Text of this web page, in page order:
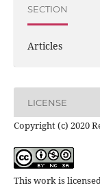
SECTION
Articles
LICENSE
Copyright (c) 2020
This work is